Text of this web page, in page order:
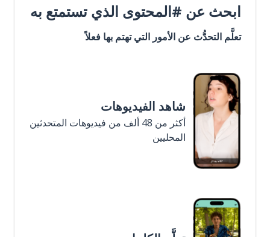
ابحث عن #المحتوى الذي تستمتع به
تعلَّم التحدُّث عن الأمور التي تهتم بها فعلاً
شاهد الفيديوهات
أكثر من 48 ألف من فيديوهات المتحدثين
المحليين